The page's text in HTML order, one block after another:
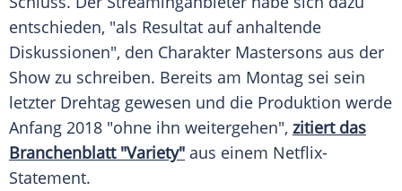
entschieden, "als Resultat auf anhaltende
Diskussionen", den Charakter Mastersons aus der
Show zu schreiben. Bereits am Montag sei sein
letzter Drehtag gewesen und die Produktion werde
Anfang 2018 "ohne ihn weitergehen", zitiert das
Branchenblatt "Variety" aus einem Netflix-
Statement.